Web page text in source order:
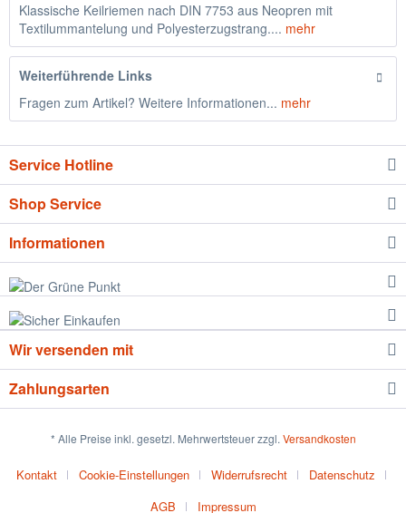
Klassische Keilriemen nach DIN 7753 aus Neopren mit
Textilummantelung und Polyesterzugstrang.... mehr
Weiterführende Links
Fragen zum Artikel? Weitere Informationen... mehr
Service Hotline
Shop Service
Informationen
Wir versenden mit
Zahlungsarten
* Alle Preise inkl. gesetzl. Mehrwertsteuer zzgl. Versandkosten
Kontakt Cookie-Einstellungen Widerrufsrecht
Datenschutz
AGB
Impressum